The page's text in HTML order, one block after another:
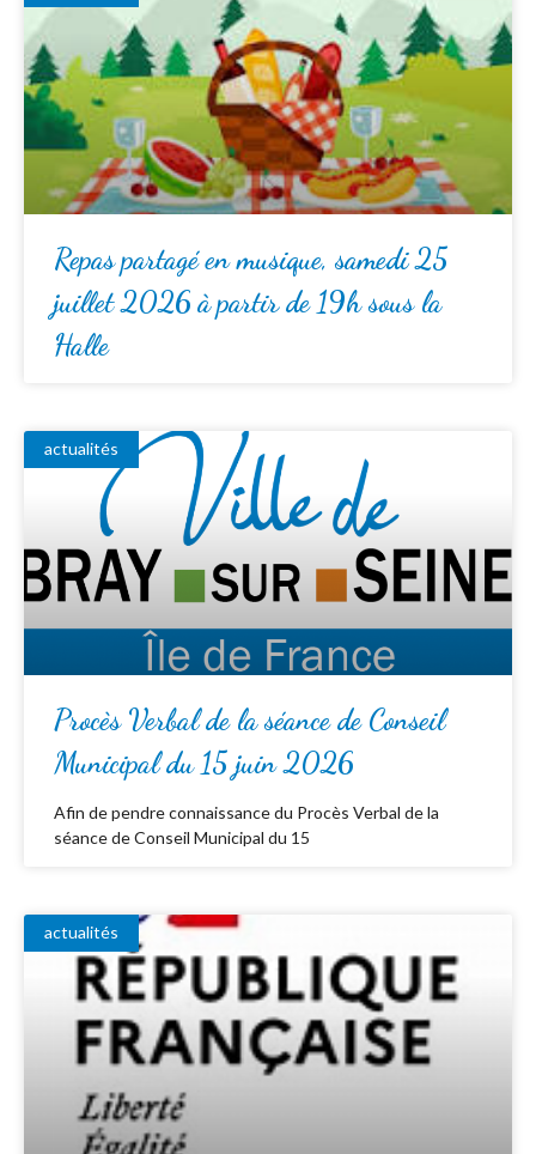
Repas partagé en musique, samedi 25
juillet 2026 à partir de 19h sous la
Halle
actualités
Procès Verbal de la séance de Conseil
Municipal du 15 juin 2026
Afin de pendre connaissance du Procès Verbal de la
séance de Conseil Municipal du 15
actualités